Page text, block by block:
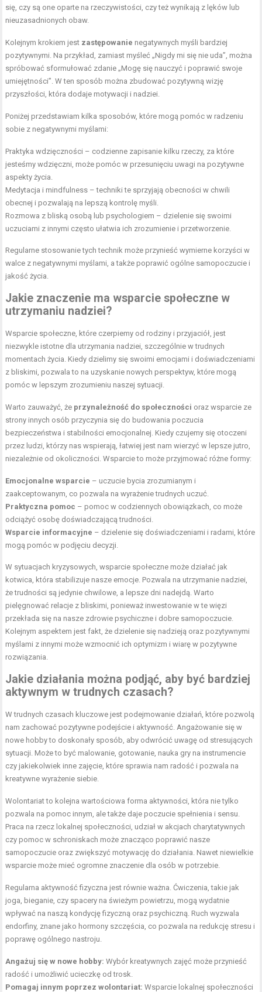
się, czy są one oparte na rzeczywistości, czy też wynikają z lęków lub
nieuzasadnionych obaw.
Kolejnym krokiem jest zastępowanie negatywnych myśli bardziej
pozytywnymi. Na przykład, zamiast myśleć „Nigdy mi się nie uda”, można
spróbować sformułować zdanie „Mogę się nauczyć i poprawić swoje
umiejętności”. W ten sposób można zbudować pozytywną wizję
przyszłości, która dodaje motywacji i nadziei.
Poniżej przedstawiam kilka sposobów, które mogą pomóc w radzeniu
sobie z negatywnymi myślami:
Praktyka wdzięczności – codzienne zapisanie kilku rzeczy, za które
jesteśmy wdzięczni, może pomóc w przesunięciu uwagi na pozytywne
aspekty życia.
Medytacja i mindfulness – techniki te sprzyjają obecności w chwili
obecnej i pozwalają na lepszą kontrolę myśli.
Rozmowa z bliską osobą lub psychologiem – dzielenie się swoimi
uczuciami z innymi często ułatwia ich zrozumienie i przetworzenie.
Regularne stosowanie tych technik może przynieść wymierne korzyści w
walce z negatywnymi myślami, a także poprawić ogólne samopoczucie i
jakość życia.
Jakie znaczenie ma wsparcie społeczne w
utrzymaniu nadziei?
Wsparcie społeczne, które czerpiemy od rodziny i przyjaciół, jest
niezwykle istotne dla utrzymania nadziei, szczególnie w trudnych
momentach życia. Kiedy dzielimy się swoimi emocjami i doświadczeniami
z bliskimi, pozwala to na uzyskanie nowych perspektyw, które mogą
pomóc w lepszym zrozumieniu naszej sytuacji.
Warto zauważyć, że przynależność do społeczności oraz wsparcie ze
strony innych osób przyczynia się do budowania poczucia
bezpieczeństwa i stabilności emocjonalnej. Kiedy czujemy się otoczeni
przez ludzi, którzy nas wspierają, łatwiej jest nam wierzyć w lepsze jutro,
niezależnie od okoliczności. Wsparcie to może przyjmować różne formy:
Emocjonalne wsparcie – uczucie bycia zrozumianym i
zaakceptowanym, co pozwala na wyrażenie trudnych uczuć.
Praktyczna pomoc – pomoc w codziennych obowiązkach, co może
odciążyć osobę doświadczającą trudności.
Wsparcie informacyjne – dzielenie się doświadczeniami i radami, które
mogą pomóc w podjęciu decyzji.
W sytuacjach kryzysowych, wsparcie społeczne może działać jak
kotwica, która stabilizuje nasze emocje. Pozwala na utrzymanie nadziei,
że trudności są jedynie chwilowe, a lepsze dni nadejdą. Warto
pielęgnować relacje z bliskimi, ponieważ inwestowanie w te więzi
przekłada się na nasze zdrowie psychiczne i dobre samopoczucie.
Kolejnym aspektem jest fakt, że dzielenie się nadzieją oraz pozytywnymi
myślami z innymi może wzmocnić ich optymizm i wiarę w pozytywne
rozwiązania.
Jakie działania można podjąć, aby być bardziej
aktywnym w trudnych czasach?
W trudnych czasach kluczowe jest podejmowanie działań, które pozwolą
nam zachować pozytywne podejście i aktywność. Angażowanie się w
nowe hobby to doskonały sposób, aby odwrócić uwagę od stresujących
sytuacji. Może to być malowanie, gotowanie, nauka gry na instrumencie
czy jakiekolwiek inne zajęcie, które sprawia nam radość i pozwala na
kreatywne wyrażenie siebie.
Wolontariat to kolejna wartościowa forma aktywności, która nie tylko
pozwala na pomoc innym, ale także daje poczucie spełnienia i sensu.
Praca na rzecz lokalnej społeczności, udział w akcjach charytatywnych
czy pomoc w schroniskach może znacząco poprawić nasze
samopoczucie oraz zwiększyć motywację do działania. Nawet niewielkie
wsparcie może mieć ogromne znaczenie dla osób w potrzebie.
Regularna aktywność fizyczna jest równie ważna. Ćwiczenia, takie jak
joga, bieganie, czy spacery na świeżym powietrzu, mogą wydatnie
wpływać na naszą kondycję fizyczną oraz psychiczną. Ruch wyzwala
endorfiny, znane jako hormony szczęścia, co pozwala na redukcję stresu i
poprawę ogólnego nastroju.
Angażuj się w nowe hobby: Wybór kreatywnych zajęć może przynieść
radość i umożliwić ucieczkę od trosk.
Pomagaj innym poprzez wolontariat: Wsparcie lokalnej społeczności